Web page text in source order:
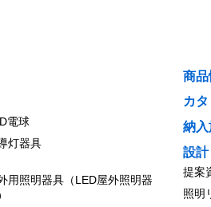
電球
灯器具
用照明器具（LED屋外照明器
商
カ
納
設
提案
照明